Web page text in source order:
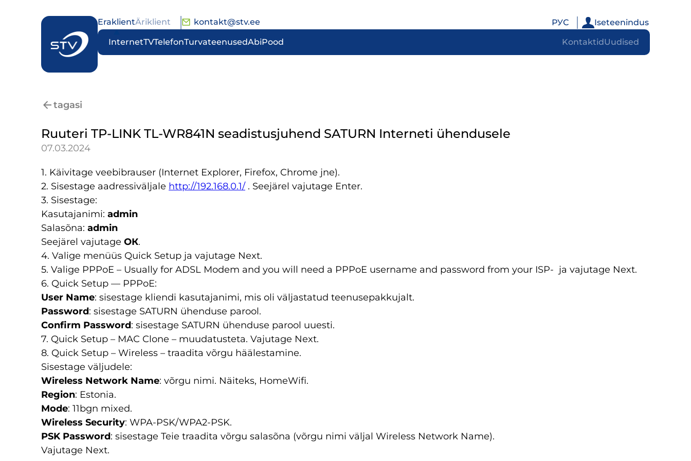
EraklientÄriklient kontakt@stv.ee РУС
Iseteenindus
InternetTVTelefonTurvateenusedAbiPood KontaktidUudised
tagasi
Ruuteri TP-LINK TL-WR841N seadistusjuhend SATURN Interneti ühendusele
07.03.2024
1. Käivitage veebibrauser (Internet Explorer, Firefox, Chrome jne).
2. Sisestage aadressiväljale http://192.168.0.1/ . Seejärel vajutage Enter.
3. Sisestage:
Kasutajanimi: admin
Salasõna: admin
Seejärel vajutage ОК.
4. Valige menüüs Quick Setup ja vajutage Next.
5. Valige PPPoE – Usually for ADSL Modem and you will need a PPPoE username and password from your ISP- ja vajutage Next.
6. Quick Setup — PPPoE:
User Name: sisestage kliendi kasutajanimi, mis oli väljastatud teenusepakkujalt.
Password: sisestage SATURN ühenduse parool.
Confirm Password: sisestage SATURN ühenduse parool uuesti.
7. Quick Setup – MAC Clone – muudatusteta. Vajutage Next.
8. Quick Setup – Wireless – traadita võrgu häälestamine.
Sisestage väljudele:
Wireless Network Name: võrgu nimi. Näiteks, HomeWifi.
Region: Estonia.
Mode: 11bgn mixed.
Wireless Security: WPA-PSK/WPA2-PSK.
PSK Password: sisestage Teie traadita võrgu salasõna (võrgu nimi väljal Wireless Network Name).
Vajutage Next.